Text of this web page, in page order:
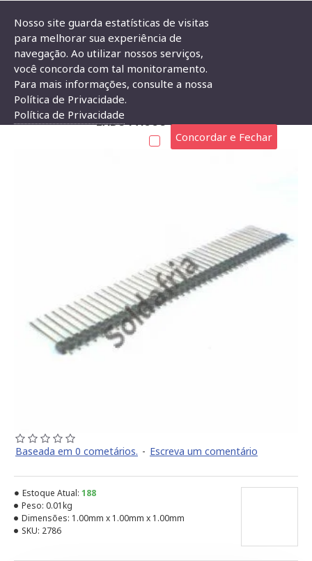
Barra De Pinos 1x40 Vias 20mm 180 Graus 1 Lado Passo 2,54mm
BARRA DE PINOS 1X40 VIAS 20MM 180 GRAUS 1
LADO PASSO 2,54MM
Baseada em 0 cometários. - Escreva um comentário
Estoque Atual: 188
Peso: 0.01kg
Dimensões: 1.00mm x 1.00mm x 1.00mm
SKU: 2786
Nosso site guarda estatísticas de visitas
para melhorar sua experiência de
navegação. Ao utilizar nossos serviços,
você concorda com tal monitoramento.
Para mais informações, consulte a nossa
Política de Privacidade.
Política de Privacidade
Concordar e Fechar